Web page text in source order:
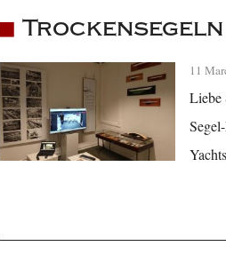
Trockensegeln
11
Liebe